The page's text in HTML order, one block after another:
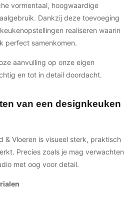
vormentaal, hoogwaardige
Dankzij deze toevoeging
realiseren waarin
perfect samenkomen.
aanvulling op onze eigen
en tot in detail doordacht.
van een designkeuken
& Vloeren is visueel sterk, praktisch
Precies zoals je mag verwachten
met oog voor detail.